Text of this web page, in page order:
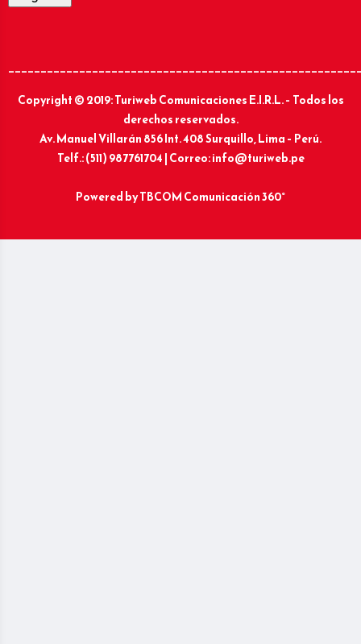
Copyright © 2019: Turiweb Comunicaciones E.I.R.L. – Todos los
derechos reservados.
Av. Manuel Villarán 856 Int. 408 Surquillo, Lima – Perú.
Telf.: (511) 987761704 | Correo: info@turiweb.pe
Powered byTBCOM Comunicación 360°